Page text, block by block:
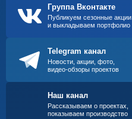
Группа Вконтакте
Публикуем сезонные акции
и выкладываем портфолио
Telegram канал
Новости, акции, фото,
видео-обзоры проектов
Наш канал
Рассказываем о проектах,
показываем производство